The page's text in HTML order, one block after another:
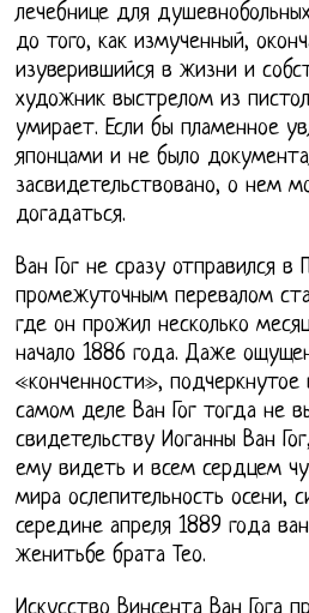
лечебнице для
до того, как измученный,
изуверившийся в жизни и
художник выстрелом из
умирает. Если бы пламенное
японцами и не было
засвидетельствовано, о нем
догадаться.
Ван Гог не сразу отправился в
промежуточным перевалом
где он прожил несколько
начало 1886 года. Даже
«конченности», подчеркнутое
самом деле Ван Гог тогда не
свидетельству Иоганны Ван
ему видеть и всем сердцем
мира ослепительность осени,
середине апреля 1889 года
женитьбе брата Тео.